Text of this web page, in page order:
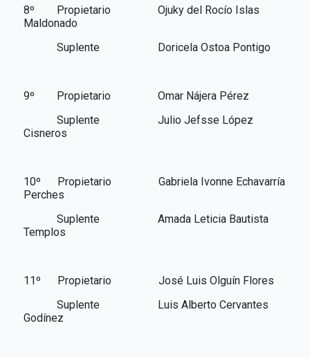
8º Propietario Ojuky del Rocío Islas
Maldonado
Suplente Doricela Ostoa Pontigo
9º Propietario Omar Nájera Pérez
Suplente Julio Jefsse López
Cisneros
10º Propietario Gabriela Ivonne Echavarría
Perches
Suplente Amada Leticia Bautista
Templos
11º Propietario José Luis Olguín Flores
Suplente Luis Alberto Cervantes
Godínez